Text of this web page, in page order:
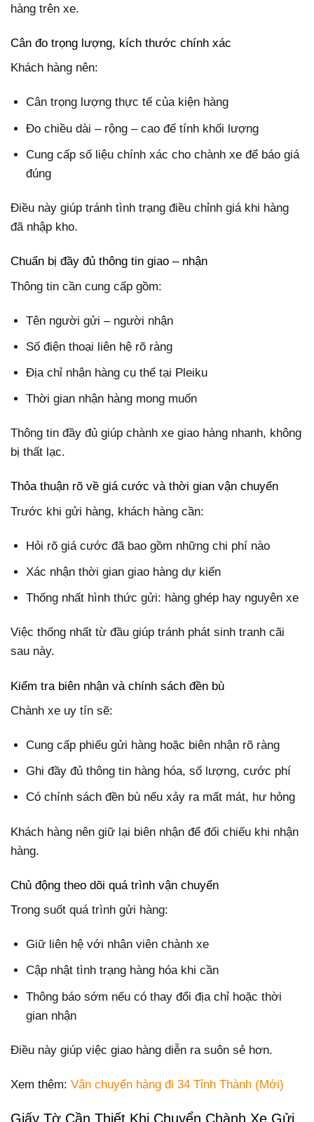
hàng trên xe.
Cân đo trọng lượng, kích thước chính xác
Khách hàng nên:
Cân trọng lượng thực tế của kiện hàng
Đo chiều dài – rộng – cao để tính khối lượng
Cung cấp số liệu chính xác cho chành xe để báo giá
đúng
Điều này giúp tránh tình trạng điều chỉnh giá khi hàng
đã nhập kho.
Chuẩn bị đầy đủ thông tin giao – nhận
Thông tin cần cung cấp gồm:
Tên người gửi – người nhận
Số điện thoại liên hệ rõ ràng
Địa chỉ nhận hàng cụ thể tại Pleiku
Thời gian nhận hàng mong muốn
Thông tin đầy đủ giúp chành xe giao hàng nhanh, không
bị thất lạc.
Thỏa thuận rõ về giá cước và thời gian vận chuyển
Trước khi gửi hàng, khách hàng cần:
Hỏi rõ giá cước đã bao gồm những chi phí nào
Xác nhận thời gian giao hàng dự kiến
Thống nhất hình thức gửi: hàng ghép hay nguyên xe
Việc thống nhất từ đầu giúp tránh phát sinh tranh cãi
sau này.
Kiểm tra biên nhận và chính sách đền bù
Chành xe uy tín sẽ:
Cung cấp phiếu gửi hàng hoặc biên nhận rõ ràng
Ghi đầy đủ thông tin hàng hóa, số lượng, cước phí
Có chính sách đền bù nếu xảy ra mất mát, hư hỏng
Khách hàng nên giữ lại biên nhận để đối chiếu khi nhận
hàng.
Chủ động theo dõi quá trình vận chuyển
Trong suốt quá trình gửi hàng:
Giữ liên hệ với nhân viên chành xe
Cập nhật tình trạng hàng hóa khi cần
Thông báo sớm nếu có thay đổi địa chỉ hoặc thời
gian nhận
Điều này giúp việc giao hàng diễn ra suôn sẻ hơn.
Xem thêm: Vận chuyển hàng đi 34 Tỉnh Thành (Mới)
Giấy Tờ Cần Thiết Khi Chuyển Chành Xe Gửi